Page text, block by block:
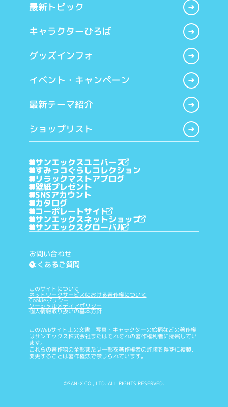
最新トピック
キャラクターひろば
グッズインフォ
イベント・キャンペーン
最新テーマ紹介
ショップリスト
サンエックスユニバース
すみっコぐらしコレクション
リラックマストアブログ
壁紙プレゼント
SNSアカウント
カタログ
コーポレートサイト
サンエックスネットショップ
サンエックスグローバル
お問い合わせ
?
よくあるご質問
このサイトについて
ネットワークサービスにおける著作権について
Cookieポリシー
ソーシャルメディアポリシー
個人情報取り扱いの基本方針
このWebサイト上の文書・写真・キャラクターの絵柄などの著作権
はサンエックス株式会社またはそれぞれの著作権利者に帰属してい
ます。
これらの著作物の全部または一部を著作権者の許諾を得ずに複製、
変更することは著作権法で禁じられています。
©SAN-X CO., LTD. ALL RIGHTS RESERVED.